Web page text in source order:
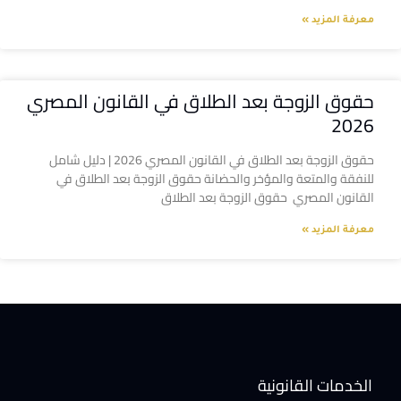
معرفة المزيد »
حقوق الزوجة بعد الطلاق في القانون المصري
2026
حقوق الزوجة بعد الطلاق في القانون المصري 2026 | دليل شامل
للنفقة والمتعة والمؤخر والحضانة حقوق الزوجة بعد الطلاق في
القانون المصري حقوق الزوجة بعد الطلاق
معرفة المزيد »
الخدمات القانونية